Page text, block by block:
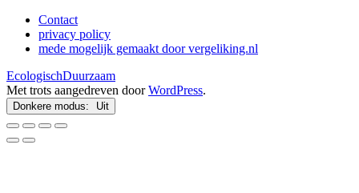
Contact
privacy policy
mede mogelijk gemaakt door vergeliking.nl
EcologischDuurzaam
Met trots aangedreven doorWordPress.
Donkere modus: